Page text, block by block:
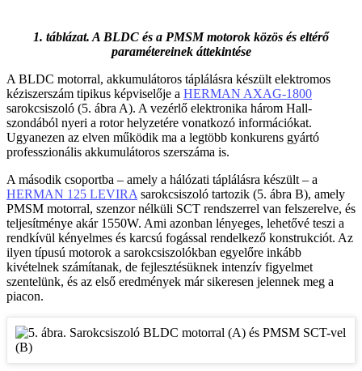
1. táblázat. A BLDC és a PMSM motorok közös és eltérő
paramétereinek áttekintése
A BLDC motorral, akkumulátoros táplálásra készült elektromos
kéziszerszám tipikus képviselője a HERMAN AXAG-1800
sarokcsiszoló (5. ábra A). A vezérlő elektronika három Hall-
szondából nyeri a rotor helyzetére vonatkozó információkat.
Ugyanezen az elven működik ma a legtöbb konkurens gyártó
professzionális akkumulátoros szerszáma is.
A második csoportba – amely a hálózati táplálásra készült – a
HERMAN 125 LEVIRA sarokcsiszoló tartozik (5. ábra B), amely
PMSM motorral, szenzor nélküli SCT rendszerrel van felszerelve, és
teljesítménye akár 1550W. Ami azonban lényeges, lehetővé teszi a
rendkívül kényelmes és karcsú fogással rendelkező konstrukciót. Az
ilyen típusú motorok a sarokcsiszolókban egyelőre inkább
kivételnek számítanak, de fejlesztésüknek intenzív figyelmet
szentelünk, és az első eredmények már sikeresen jelennek meg a
piacon.